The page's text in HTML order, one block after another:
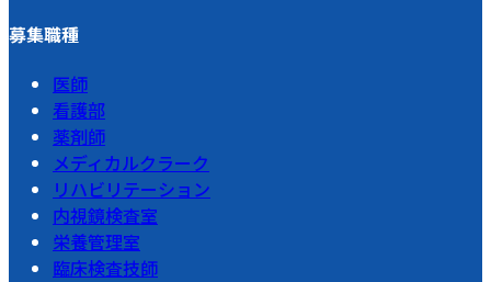
募集職種
医師
看護部
薬剤師
メディカルクラーク
リハビリテーション
内視鏡検査室
栄養管理室
臨床検査技師